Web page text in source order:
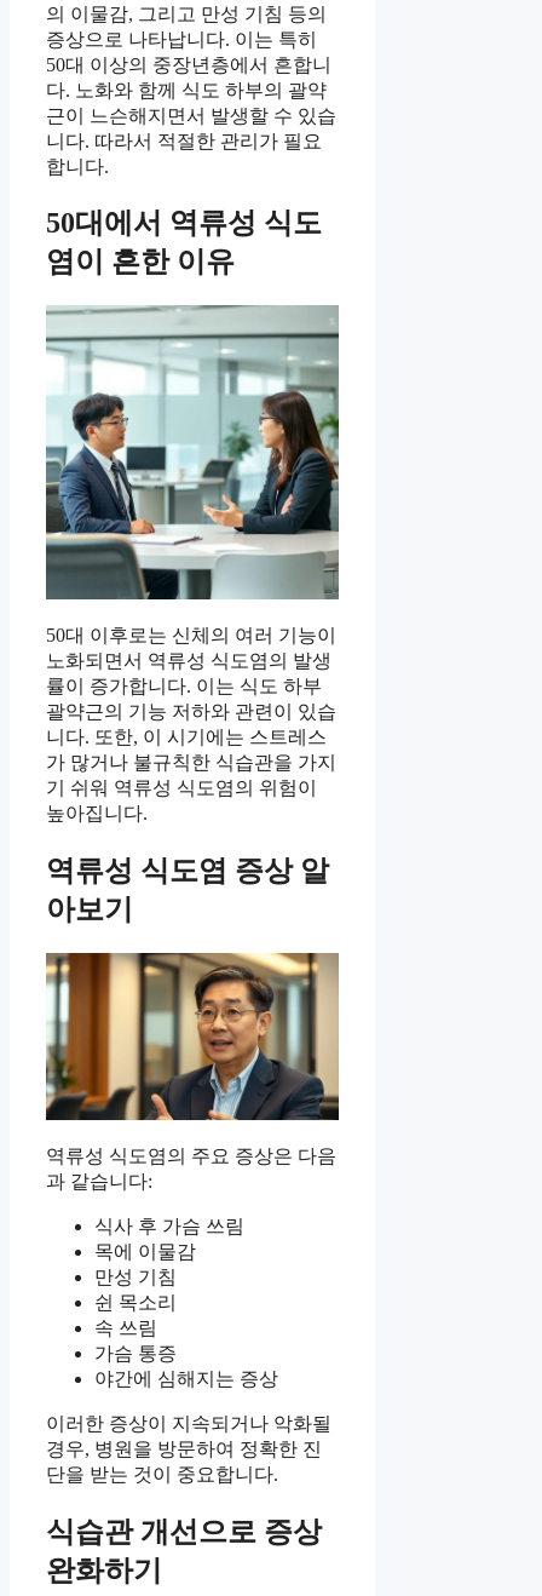
의 이물감, 그리고 만성 기침 등의
증상으로 나타납니다. 이는 특히
50대 이상의 중장년층에서 흔합니
다. 노화와 함께 식도 하부의 괄약
근이 느슨해지면서 발생할 수 있습
니다. 따라서 적절한 관리가 필요
합니다.
50대에서 역류성 식도
염이 흔한 이유
50대 이후로는 신체의 여러 기능이
노화되면서 역류성 식도염의 발생
률이 증가합니다. 이는 식도 하부
괄약근의 기능 저하와 관련이 있습
니다. 또한, 이 시기에는 스트레스
가 많거나 불규칙한 식습관을 가지
기 쉬워 역류성 식도염의 위험이
높아집니다.
역류성 식도염 증상 알
아보기
역류성 식도염의 주요 증상은 다음
과 같습니다:
식사 후 가슴 쓰림
목에 이물감
만성 기침
쉰 목소리
속 쓰림
가슴 통증
야간에 심해지는 증상
이러한 증상이 지속되거나 악화될
경우, 병원을 방문하여 정확한 진
단을 받는 것이 중요합니다.
식습관 개선으로 증상
완화하기